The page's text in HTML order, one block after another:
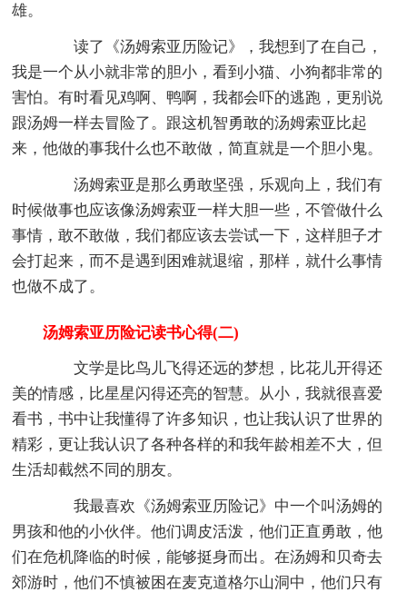
雄。
读了《汤姆索亚历险记》，我想到了在自己，
我是一个从小就非常的胆小，看到小猫、小狗都非常的
害怕。有时看见鸡啊、鸭啊，我都会吓的逃跑，更别说
跟汤姆一样去冒险了。跟这机智勇敢的汤姆索亚比起
来，他做的事我什么也不敢做，简直就是一个胆小鬼。
汤姆索亚是那么勇敢坚强，乐观向上，我们有
时候做事也应该像汤姆索亚一样大胆一些，不管做什么
事情，敢不敢做，我们都应该去尝试一下，这样胆子才
会打起来，而不是遇到困难就退缩，那样，就什么事情
也做不成了。
汤姆索亚历险记读书心得(二)
文学是比鸟儿飞得还远的梦想，比花儿开得还
美的情感，比星星闪得还亮的智慧。从小，我就很喜爱
看书，书中让我懂得了许多知识，也让我认识了世界的
精彩，更让我认识了各种各样的和我年龄相差不大，但
生活却截然不同的朋友。
我最喜欢《汤姆索亚历险记》中一个叫汤姆的
男孩和他的小伙伴。他们调皮活泼，他们正直勇敢，他
们在危机降临的时候，能够挺身而出。在汤姆和贝奇去
郊游时，他们不慎被困在麦克道格尓山洞中，他们只有